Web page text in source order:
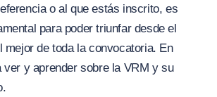
o al que estás inscrito, es
para poder triunfar desde el
mejor de toda la convocatoria. En
ver y aprender sobre la VRM y su